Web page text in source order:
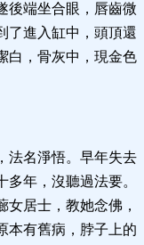
後端坐合眼，唇齒微
了進入缸中，頭頂還
白，骨灰中，現金色
法名淨悟。早年失去
年，沒聽過法要。
女居士，教她念佛，
本有舊病，脖子上的